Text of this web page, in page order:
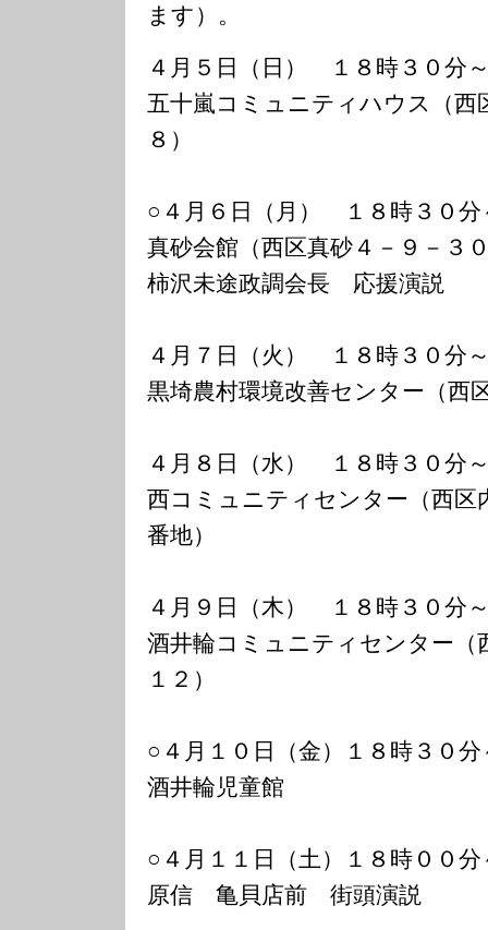
ます）。
４月５日（日） １８時３０分
五十嵐コミュニティハウス（西
８）
○４月６日（月） １８時３０分
真砂会館（西区真砂４－９－３
柿沢未途政調会長 応援演説
４月７日（火） １８時３０分
黒埼農村環境改善センター（西
４月８日（水） １８時３０分
西コミュニティセンター（西区
番地）
４月９日（木） １８時３０分
酒井輪コミュニティセンター（
１２）
○４月１０日（金）１８時３０
酒井輪児童館
○４月１１日（土）１８時００分
原信 亀貝店前 街頭演説